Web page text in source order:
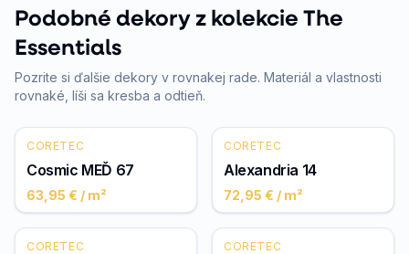
Podobné dekory z kolekcie The
Essentials
Pozrite si ďalšie dekory v rovnakej rade. Materiál a vlastnosti
rovnaké, líši sa kresba a odtieň.
CORETEC
Cosmic MEĎ 67
63,95 € / m²
CORETEC
Alexandria 14
72,95 € / m²
CORETEC CORETEC